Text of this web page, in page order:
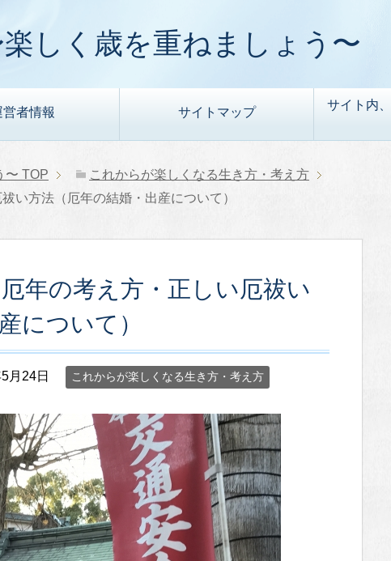
しく歳を重ねましょう〜
営者情報 サイトマップ
サイト内
〜 TOP
これからが楽しくなる生き方・考え方
い方法（厄年の結婚・出産について）
年の考え方・正しい厄祓い
について）
月24日 これからが楽しくなる生き方・考え方